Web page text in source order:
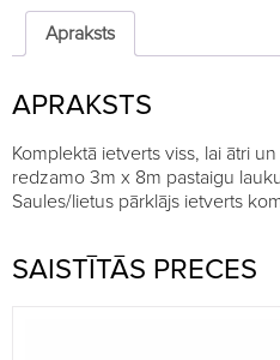
Apraksts
APRAKSTS
Komplektā ietverts viss, lai ātri
redzamo 3m x 8m pastaigu
Saules/lietus pārklājs ietverts
SAISTĪTĀS PRECES